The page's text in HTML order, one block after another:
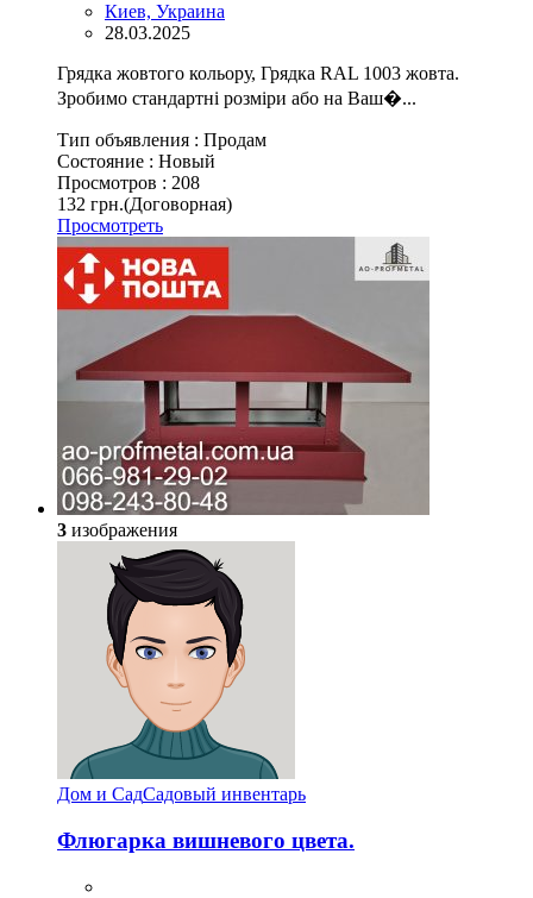
Киев, Украина
28.03.2025
Грядка жовтого кольору, Грядка RAL 1003 жовта.
Зробимо стандартні розміри або на Ваш�...
Тип объявления : Продам
Состояние : Новый
Просмотров : 208
132 грн.(Договорная)
Просмотреть
3 изображения
Дом и СадСадовый инвентарь
Флюгарка вишневого цвета.